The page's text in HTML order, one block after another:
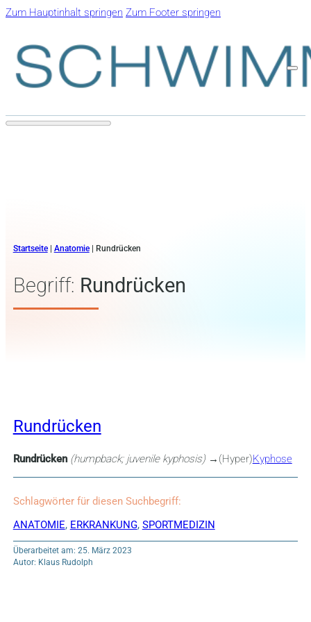
Zum Hauptinhalt springen Zum Footer springen
Startseite| Anatomie| Rundrücken
Begriff: Rundrücken
Rundrücken
Rundrücken (humpback; juvenile kyphosis) → (Hyper)Kyphose
Schlagwörter für diesen Suchbegriff:
ANATOMIE, ERKRANKUNG, SPORTMEDIZIN
Überarbeitet am: 25. März 2023
Autor: Klaus Rudolph